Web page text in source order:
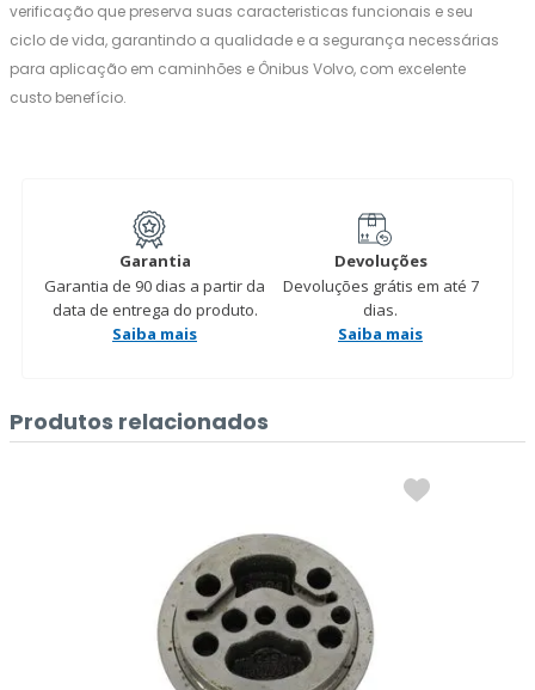
verificação que preserva suas caracteristicas funcionais e seu
ciclo de vida, garantindo a qualidade e a segurança necessárias
para aplicação em caminhões e Ônibus Volvo, com excelente
custo benefício.
Garantia
Garantia de 90 dias a partir da
data de entrega do produto.
Saiba mais
Devoluções
Devoluções grátis em até 7
dias.
Saiba mais
Produtos relacionados